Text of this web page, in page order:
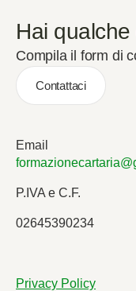
Hai qualche
Compila il form di
Contattaci
Email
P.IVA e C.F.
02645390234
Privacy Policy